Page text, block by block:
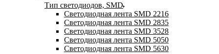
Тип светодиодов, SMD
Cветодиодная лента SMD 2216
Светодиодная лента SMD 2835
Светодиодная лента SMD 3528
Светодиодная лента SMD 5050
Светодиодная лента SMD 5630